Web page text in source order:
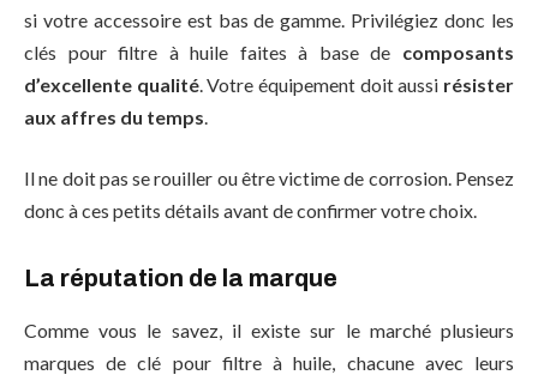
si votre accessoire est bas de gamme. Privilégiez donc les
clés pour filtre à huile faites à base de composants
d’excellente qualité. Votre équipement doit aussi résister
aux affres du temps
Il ne doit pas se rouiller ou être victime de corrosion. Pensez
donc à ces petits détails avant de confirmer votre choix.
La réputation de la marque
Comme vous le savez, il existe sur le marché plusieurs
marques de clé pour filtre à huile, chacune avec leurs